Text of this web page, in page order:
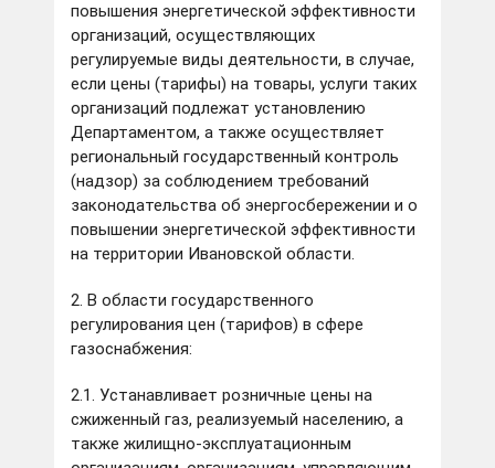
повышения энергетической эффективности
организаций, осуществляющих
регулируемые виды деятельности, в случае,
если цены (тарифы) на товары, услуги таких
организаций подлежат установлению
Департаментом, а также осуществляет
региональный государственный контроль
(надзор) за соблюдением требований
законодательства об энергосбережении и о
повышении энергетической эффективности
на территории Ивановской области.
2. В области государственного
регулирования цен (тарифов) в сфере
газоснабжения:
2.1. Устанавливает розничные цены на
сжиженный газ, реализуемый населению, а
также жилищно-эксплуатационным